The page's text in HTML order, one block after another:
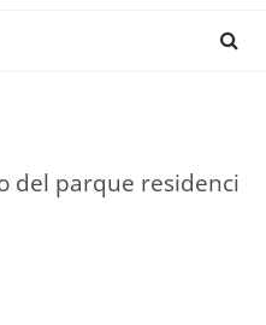
del parque residenci